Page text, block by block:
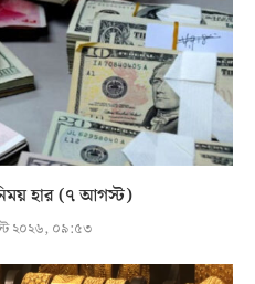
হার (৭ আগস্ট)
২০২৬, ০৯:৫৩